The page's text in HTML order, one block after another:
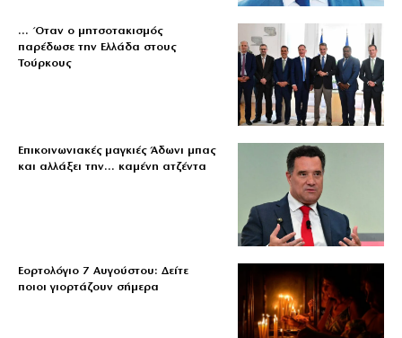
… Όταν ο μητσοτακισμός
παρέδωσε την Ελλάδα στους
Τούρκους
Επικοινωνιακές μαγκιές Άδωνι μπας
και αλλάξει την… καμένη ατζέντα
Εορτολόγιο 7 Αυγούστου: Δείτε
ποιοι γιορτάζουν σήμερα